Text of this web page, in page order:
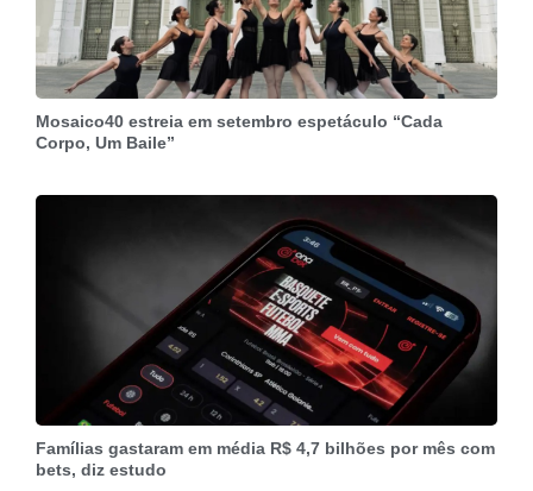
Mosaico40 estreia em setembro espetáculo “Cada
Corpo, Um Baile”
Famílias gastaram em média R$ 4,7 bilhões por mês com
bets, diz estudo